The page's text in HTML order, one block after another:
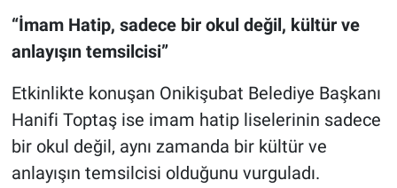
“İmam Hatip, sadece bir okul değil, kültür ve
anlayışın temsilcisi”
Etkinlikte konuşan Onikişubat Belediye Başkanı
Hanifi Toptaş ise imam hatip liselerinin sadece
bir okul değil, aynı zamanda bir kültür ve
anlayışın temsilcisi olduğunu vurguladı.